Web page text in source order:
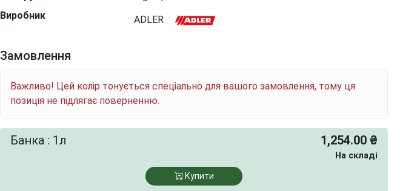
Виробник
ADLER
Замовлення
Важливо! Цей колір тонується спеціально для вашого замовлення, тому ця
позиція не підлягає поверненню.
Банка : 1л 1,254.00 ₴
На складі
Купити